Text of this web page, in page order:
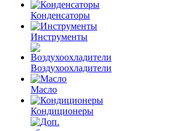
Конденсаторы
Инструменты
Воздухоохладители
Масло
Кондиционеры